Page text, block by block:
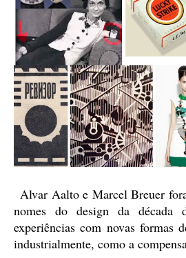
Alvar Aalto e Marcel Breuer
nomes do design da década
experiências com novas formas
industrialmente, como a